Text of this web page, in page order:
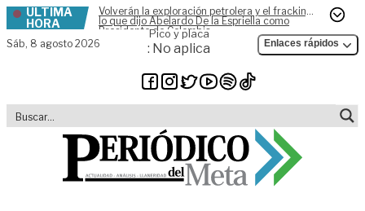
Skip to content
ÚLTIMA
HORA
Volverán la exploración petrolera y el fracking,
lo que dijo Abelardo De la Espriella como
Presidente de Colombia
Sáb, 8 agosto 2026
Pico y placa
: No aplica Enlaces rápidos